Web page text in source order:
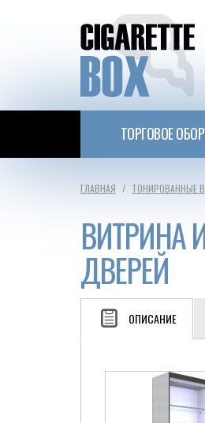
ТОРГОВОЕ
ГЛАВНАЯ ТОНИРОВАННЫЕ
ВИТРИНА
ДВЕРЕЙ
ОПИСАНИЕ